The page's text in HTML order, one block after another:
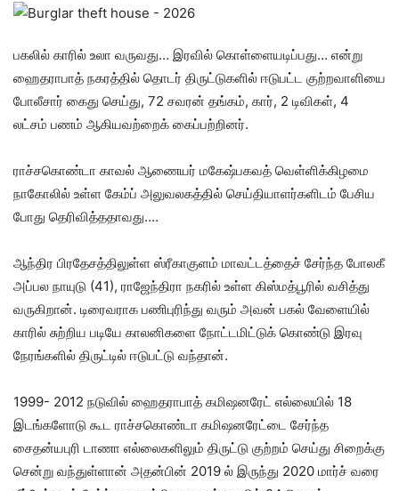
பகலில் காரில் உலா வருவது… இரவில் கொள்ளையடிப்பது… என்று
ஹைதராபாத் நகரத்தில் தொடர் திருட்டுகளில் ஈடுபட்ட குற்றவாளியை
போலீசார் கைது செய்து, 72 சவரன் தங்கம், கார், 2 டிவிகள், 4
லட்சம் பணம் ஆகியவற்றைக் கைப்பற்றினர்.
ராச்சகொண்டா காவல் ஆணையர் மகேஷ்பகவத் வெள்ளிக்கிழமை
நாகோலில் உள்ள கேம்ப் அலுவலகத்தில் செய்தியாளர்களிடம் பேசிய
போது தெரிவித்ததாவது….
ஆந்திர பிரதேசத்திலுள்ள ஸ்ரீகாகுளம் மாவட்டத்தைச் சேர்ந்த போலகீ
அப்பல நாயுடு (41), ராஜேந்திரா நகரில் உள்ள கிஸ்மத்பூரில் வசித்து
வருகிறான். டிரைவராக பணிபுரிந்து வரும் அவன் பகல் வேளையில்
காரில் சுற்றிய படியே காலனிகளை நோட்டமிட்டுக் கொண்டு இரவு
நேரங்களில் திருட்டில் ஈடுபட்டு வந்தான்.
1999- 2012 நடுவில் ஹைதராபாத் கமிஷனரேட் எல்லையில் 18
இடங்களோடு கூட ராச்சகொண்டா கமிஷனரேட்டை சேர்ந்த
சைதன்யபுரி டாணா எல்லைகளிலும் திருட்டு குற்றம் செய்து சிறைக்கு
சென்று வந்துள்ளான் அதன்பின் 2019 ல் இருந்து 2020 மார்ச் வரை